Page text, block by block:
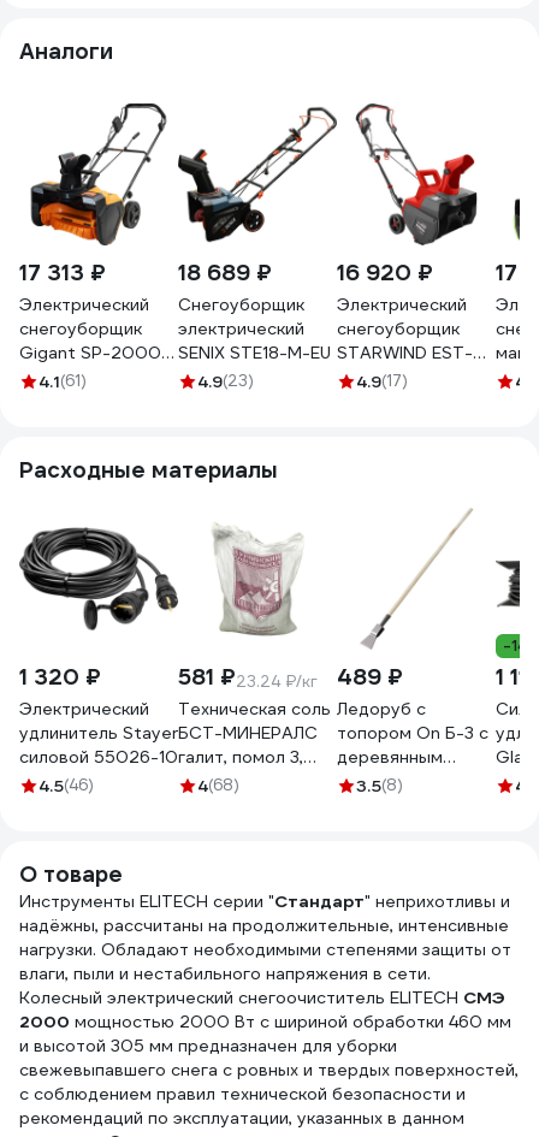
Аналоги
17 313 ₽
Электрический
снегоуборщик
Gigant SP-2000-
580ES
4.1(61)
18 689 ₽
Снегоуборщик
электрический
SENIX STE18-M-EU
4.9(23)
16 920 ₽
Электрический
снегоуборщик
STARWIND EST-
2000 2 кВт
4.9(17)
17
4.3
Расходные материалы
1 320 ₽
Электрический
удлинитель Stayer
силовой 55026-10
4.5(46)
581 ₽23.24 ₽/кг
Техническая соль
БСТ-МИНЕРАЛС
галит, помол 3,
первый сорт, 25 кг
4(68)
489 ₽
Ледоруб с
топором On Б-3 с
деревянным
черенком, п/о 24-
3.5(8)
-
1
4.9
О товаре
Инструменты ELITECH серии "Стандарт" неприхотливы и
надёжны, рассчитаны на продолжительные, интенсивные
нагрузки. Обладают необходимыми степенями защиты от
влаги, пыли и нестабильного напряжения в сети.
Колесный электрический снегоочиститель ELITECH СМЭ
2000 мощностью 2000 Вт с шириной обработки 460 мм
и высотой 305 мм предназначен для уборки
свежевыпавшего снега с ровных и твердых поверхностей,
с соблюдением правил технической безопасности и
рекомендаций по эксплуатации, указанных в данном